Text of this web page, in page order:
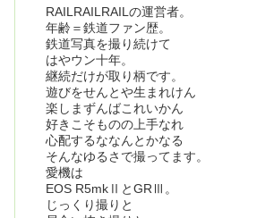
RAILRAILRAILの運営者。
年齢＝鉄道ファン歴。
鉄道写真を撮り続けて
はやウン十年。
継続だけが取り柄です。
遊びをせんとや生まれけん
楽しまずんばこれいかん
好きこそものの上手なれ
心配するななんとかなる
そんなゆるさで撮ってます。
愛機は
EOS R5mkⅡとGRⅢ。
じっくり撮りと